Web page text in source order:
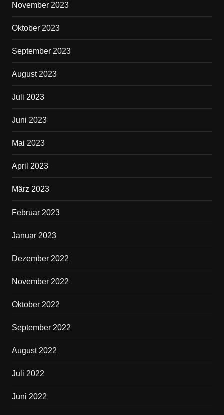
November 2023
Oktober 2023
September 2023
August 2023
Juli 2023
Juni 2023
Mai 2023
April 2023
März 2023
Februar 2023
Januar 2023
Dezember 2022
November 2022
Oktober 2022
September 2022
August 2022
Juli 2022
Juni 2022